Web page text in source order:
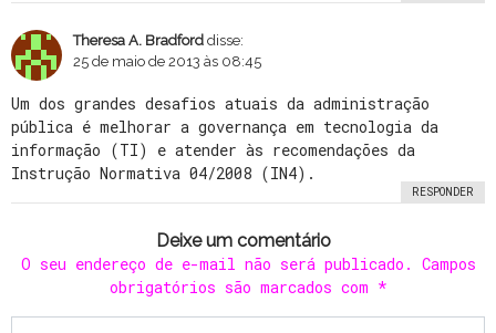
Theresa A. Bradford disse:
25 de maio de 2013 às 08:45
Um dos grandes desafios atuais da administração
pública é melhorar a governança em tecnologia da
informação (TI) e atender às recomendações da
Instrução Normativa 04/2008 (IN4).
RESPONDER
Deixe um comentário
O seu endereço de e-mail não será publicado. Campos
obrigatórios são marcados com *